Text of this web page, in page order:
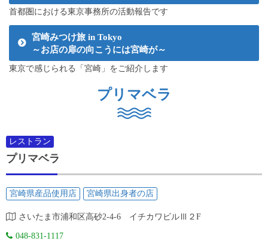
首都圏における東京事務所の活動報告です
宮崎みつけ旅 in Tokyo
～お店の扉の向こうには宮崎が～
東京で感じられる「宮崎」をご紹介します
プリマベラ
レストラン
プリマベラ
宮崎県産品使用店 宮崎県出身者の店
さいたま市浦和区高砂2-4-6 イチカワビルⅢ２F
048-831-1117